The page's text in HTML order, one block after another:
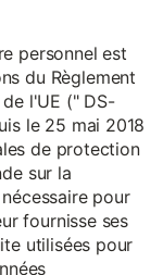
personnel est
du Règlement
l'UE (" DS-
le 25 mai 2018
de protection
sur la
pour
fournisse ses
utilisées pour